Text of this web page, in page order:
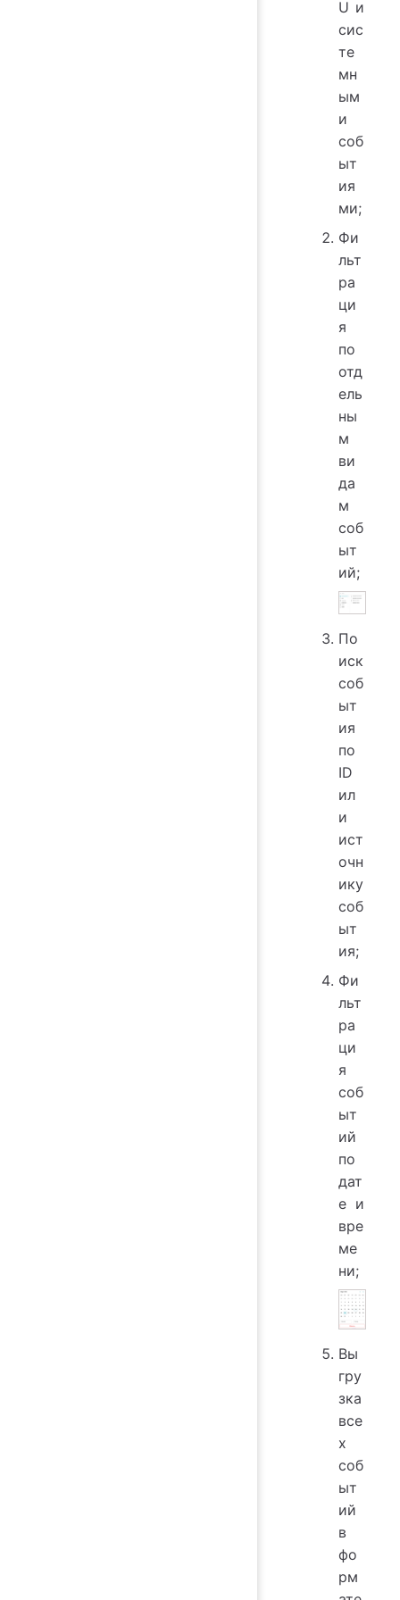
U и
сис
те
мн
ым
и
соб
ыт
ия
ми;
Фи
льт
ра
ци
я
по
отд
ель
ны
м
ви
да
м
соб
ыт
ий;
По
иск
соб
ыт
ия
по
ID
ил
и
ист
очн
ику
соб
ыт
ия;
Фи
льт
ра
ци
я
соб
ыт
ий
по
дат
е и
вре
ме
ни;
Вы
гру
зка
все
х
соб
ыт
ий
в
фо
рм